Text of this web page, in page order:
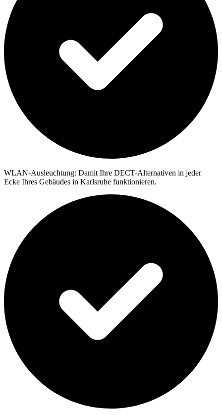
WLAN-Ausleuchtung: Damit Ihre DECT-Alternativen in jeder
Ecke Ihres Gebäudes in Karlsruhe funktionieren.